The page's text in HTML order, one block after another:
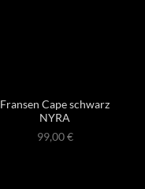
Fransen Cape schwarz
NYRA
99,00€